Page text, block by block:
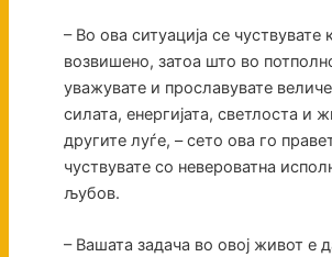
– Во ова ситуација се чуствувате
возвишено, затоа што во
уважувате и прославувате
силата, енергијата, светлоста и
другите луѓе, – сето ова го
чуствувате со невероватна
љубов.
– Вашата задача во овој живот е